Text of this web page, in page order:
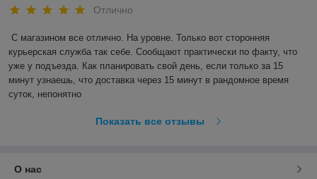
Отлично
С магазином все отлично. На уровне. Только вот сторонняя
курьерская служба так себе. Сообщают практически по факту, что
уже у подъезда. Как планировать свой день, если только за 15
минут узнаешь, что доставка через 15 минут в рандомное время
суток, непонятно
Показать все отзывы
О нас